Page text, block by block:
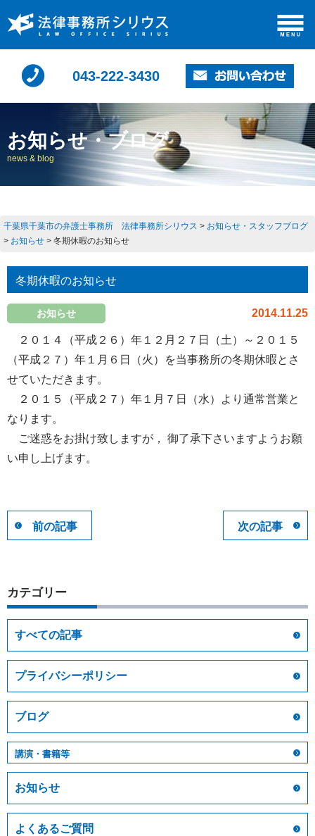
043-222-3430
お知らせ・ブログ
news & blog
千葉県千葉市の弁護士事務所 法律事務所シリウス > お知らせ・スタッフブログ
> お知らせ > 冬期休暇のお知らせ
冬期休暇のお知らせ
2014.11.25
お知らせ
２０１４（平成２６）年１２月２７日（土）～２０１５
（平成２７）年１月６日（火）を当事務所の冬期休暇とさ
せていただきます。
２０１５（平成２７）年１月７日（水）より通常営業と
なります。
ご迷惑をお掛け致しますが， 御了承下さいますようお願
い申し上げます。
前の記事 次の記事
カテゴリー
すべての記事
プライバシーポリシー
ブログ
講演・書籍等
お知らせ
よくあるご質問